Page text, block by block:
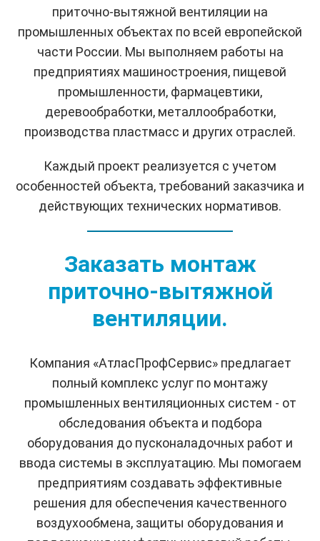
приточно-вытяжной вентиляции на
промышленных объектах по всей европейской
части России. Мы выполняем работы на
предприятиях машиностроения, пищевой
промышленности, фармацевтики,
деревообработки, металлообработки,
производства пластмасс и других отраслей.
Каждый проект реализуется с учетом
особенностей объекта, требований заказчика и
действующих технических нормативов.
Заказать монтаж
приточно-вытяжной
вентиляции.
Компания «АтласПрофСервис» предлагает
полный комплекс услуг по монтажу
промышленных вентиляционных систем - от
обследования объекта и подбора
оборудования до пусконаладочных работ и
ввода системы в эксплуатацию. Мы помогаем
предприятиям создавать эффективные
решения для обеспечения качественного
воздухообмена, защиты оборудования и